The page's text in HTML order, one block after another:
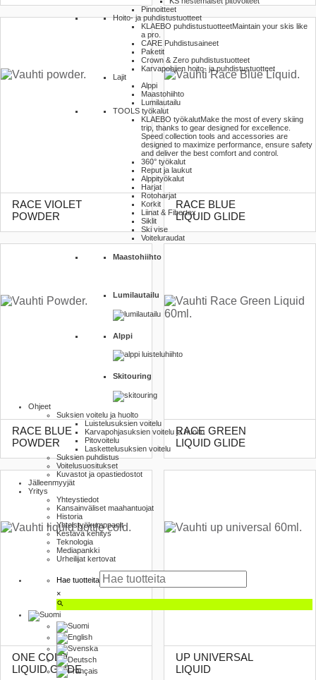
Pinnoitteet
Hoito- ja puhdistustuotteet
KLAEBO puhdistustuotteetMaintain your skis like
a pro.
CARE Puhdistusaineet
Paketit
Crown & Zero puhdistustuotteet
Karvapohjien hoito- ja puhdistustuotteet
Lajit
Alppi
Maastohiihto
Lumilautailu
TOOLS työkalut
KLAEBO työkalutMake the most of every skiing
trip, thanks to gear designed for excellence.
Speed collection tools and accessories are
designed to maximize performance, ensure safety
and deliver the best comfort and control.
360° työkalut
Reput ja laukut
Alppityökalut
Harjat
Rotoharjat
Korkit
Liinat & Fibertex
Siklit
Ski vise
Voiteluraudat
Maastohiihto
Lumilautailu
Alppi
Skitouring
Ohjeet
Suksien voitelu ja huolto
Luistelu­suksien voitelu
Karva­pohja­suksien voitelu ja huolto
Pito­voitelu
Laskettelu­suksien voitelu
Suksien puhdistus
Voitelusuositukset
Kuvastot ja opas­tiedostot
Jälleenmyyjät
Yritys
Yhteystiedot
Kansainväliset maahantuojat
Historia
Yhteistyökumppanit
Kestävä kehitys
Teknologia
Mediapankki
Urheilijat kertovat
Hae tuotteita
×
RACE VIOLET
POWDER
RACE BLUE
LIQUID GLIDE
RACE BLUE
POWDER
RACE GREEN
LIQUID GLIDE
ONE COLD
LIQUID GLIDE
UP UNIVERSAL
LIQUID